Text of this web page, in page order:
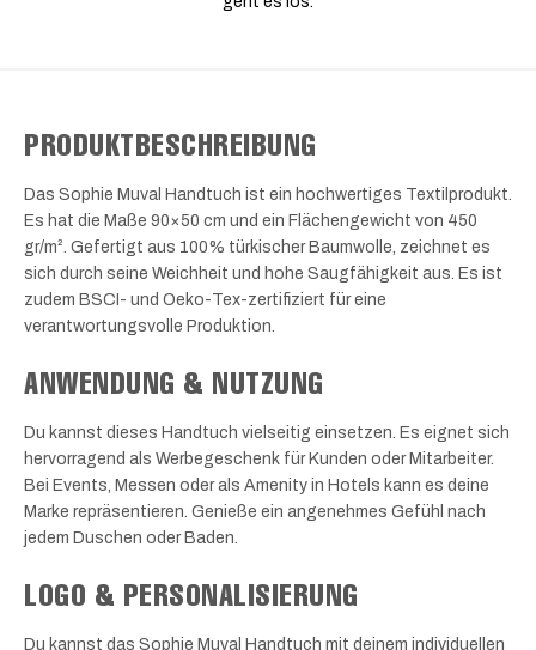
PRODUKTBESCHREIBUNG
Das Sophie Muval Handtuch ist ein hochwertiges Textilprodukt.
Es hat die Maße 90×50 cm und ein Flächengewicht von 450
gr/m². Gefertigt aus 100% türkischer Baumwolle, zeichnet es
sich durch seine Weichheit und hohe Saugfähigkeit aus. Es ist
zudem BSCI- und Oeko-Tex-zertifiziert für eine
verantwortungsvolle Produktion.
ANWENDUNG & NUTZUNG
Du kannst dieses Handtuch vielseitig einsetzen. Es eignet sich
hervorragend als Werbegeschenk für Kunden oder Mitarbeiter.
Bei Events, Messen oder als Amenity in Hotels kann es deine
Marke repräsentieren. Genieße ein angenehmes Gefühl nach
jedem Duschen oder Baden.
LOGO & PERSONALISIERUNG
Du kannst das Sophie Muval Handtuch mit deinem individuellen